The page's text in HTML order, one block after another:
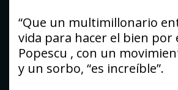
“Que un multimillonario
vida para hacer el bien por
Popescu , con un
y un sorbo, “es increíble”.